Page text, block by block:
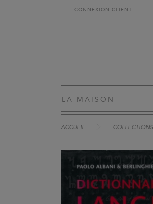
CONNEXION CLIENT
LA MAISON
ACCUEIL COLLECTIONS